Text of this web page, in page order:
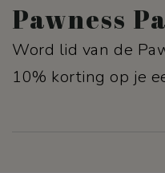
Pawness
Word lid van de
10% korting op je